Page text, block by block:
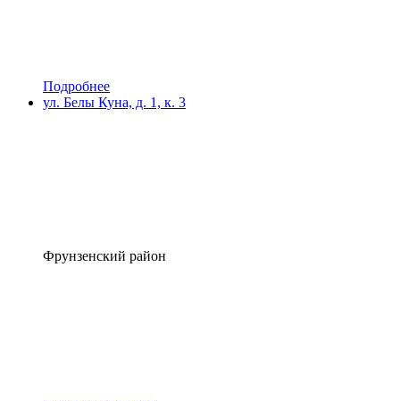
Подробнее
ул. Белы Куна, д. 1, к. 3
Фрунзенский район